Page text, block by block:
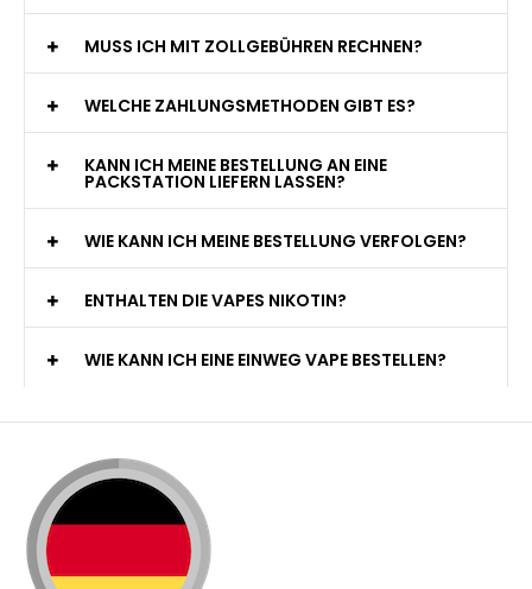
MUSS ICH MIT ZOLLGEBÜHREN RECHNEN?
WELCHE ZAHLUNGSMETHODEN GIBT ES?
KANN ICH MEINE BESTELLUNG AN EINE
PACKSTATION LIEFERN LASSEN?
WIE KANN ICH MEINE BESTELLUNG VERFOLGEN?
ENTHALTEN DIE VAPES NIKOTIN?
WIE KANN ICH EINE EINWEG VAPE BESTELLEN?